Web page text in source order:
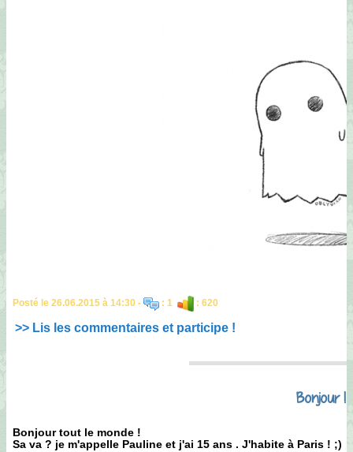
Posté le 26.06.2015 à 14:30 - : 1 : 620
>> Lis les commentaires et participe !
Bonjour !
Bonjour tout le monde !
Sa va ? je m'appelle Pauline et j'ai 15 ans . J'habite à Paris ! ;)